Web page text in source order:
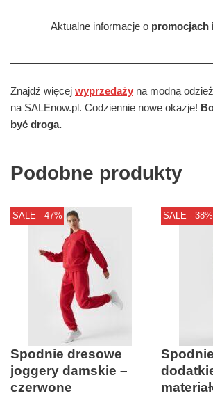
Aktualne informacje o promocjach
Znajdź więcej wyprzedaży na modną
na SALEnow.pl. Codziennie nowe okazje!
być droga.
Podobne produkty
SALE - 47%
Spodnie dresowe
joggery damskie –
czerwone
SALE - 38%